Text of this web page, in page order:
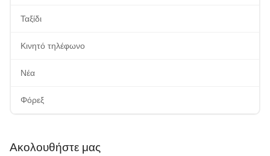
Ταξίδι
Κινητό τηλέφωνο
Νέα
Φόρεξ
Ακολουθήστε μας